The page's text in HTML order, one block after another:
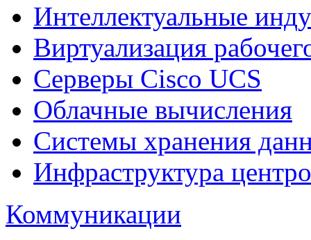
Интеллектуальные
Виртуализация
Cерверы Cisco UCS
Облачные вычисления
Системы хранения
Инфраструктура
Коммуникации